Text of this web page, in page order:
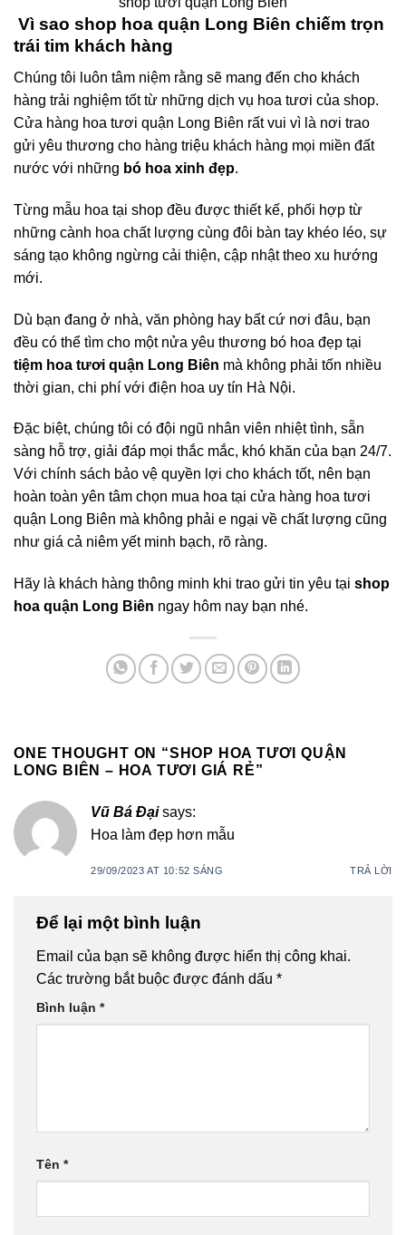
Vì sao shop hoa quận Long Biên chiếm trọn
trái tim khách hàng
Chúng tôi luôn tâm niệm rằng sẽ mang đến cho khách
hàng trải nghiệm tốt từ những dịch vụ hoa tươi của shop.
Cửa hàng hoa tươi quận Long Biên rất vui vì là nơi trao
gửi yêu thương cho hàng triệu khách hàng mọi miền đất
nước với những bó hoa xinh đẹp.
Từng mẫu hoa tại shop đều được thiết kế, phối hợp từ
những cành hoa chất lượng cùng đôi bàn tay khéo léo, sự
sáng tạo không ngừng cải thiện, cập nhật theo xu hướng
mới.
Dù bạn đang ở nhà, văn phòng hay bất cứ nơi đâu, bạn
đều có thể tìm cho một nửa yêu thương bó hoa đẹp tại
tiệm hoa tươi quận Long Biên mà không phải tốn nhiều
thời gian, chi phí với điện hoa uy tín Hà Nội.
Đặc biệt, chúng tôi có đội ngũ nhân viên nhiệt tình, sẵn
sàng hỗ trợ, giải đáp mọi thắc mắc, khó khăn của bạn 24/7.
Với chính sách bảo vệ quyền lợi cho khách tốt, nên bạn
hoàn toàn yên tâm chọn mua hoa tại cửa hàng hoa tươi
quận Long Biên mà không phải e ngại về chất lượng cũng
như giá cả niêm yết minh bạch, rõ ràng.
Hãy là khách hàng thông minh khi trao gửi tin yêu tại shop
hoa quận Long Biên ngay hôm nay bạn nhé.
ONE THOUGHT ON “SHOP HOA TƯƠI QUẬN
LONG BIÊN – HOA TƯƠI GIÁ RẺ”
Vũ Bá Đại says:
Hoa làm đẹp hơn mẫu
29/09/2023 AT 10:52 SÁNG TRẢ LỜI
Để lại một bình luận
Email của bạn sẽ không được hiển thị công khai.
Các trường bắt buộc được đánh dấu *
Bình luận *
Tên *